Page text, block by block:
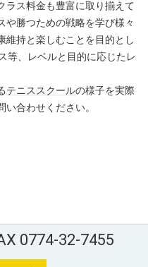
ラス料金も豊富に取り揃えて
や勝つための戦略を学び様々
維持と楽しむことを目的とし
等、レベルと目的に応じたレ
テニススクールの様子を実際
合わせください。
0774-32-7455